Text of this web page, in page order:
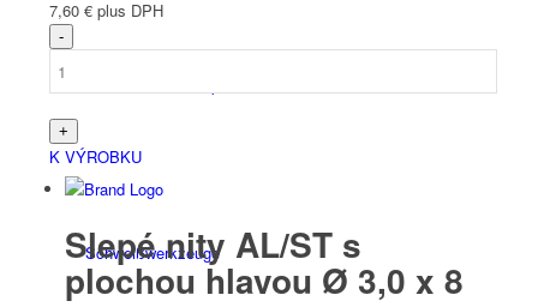
Schweiß­werk­zeuge
7,60 € plus DPH
K VÝROBKU
Slepé nity AL/ST s
plochou hlavou Ø 3,0 x 8